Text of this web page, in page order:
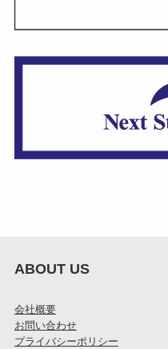
ABOUT US
会社概要
お問い合わせ
プライバシーポリシー